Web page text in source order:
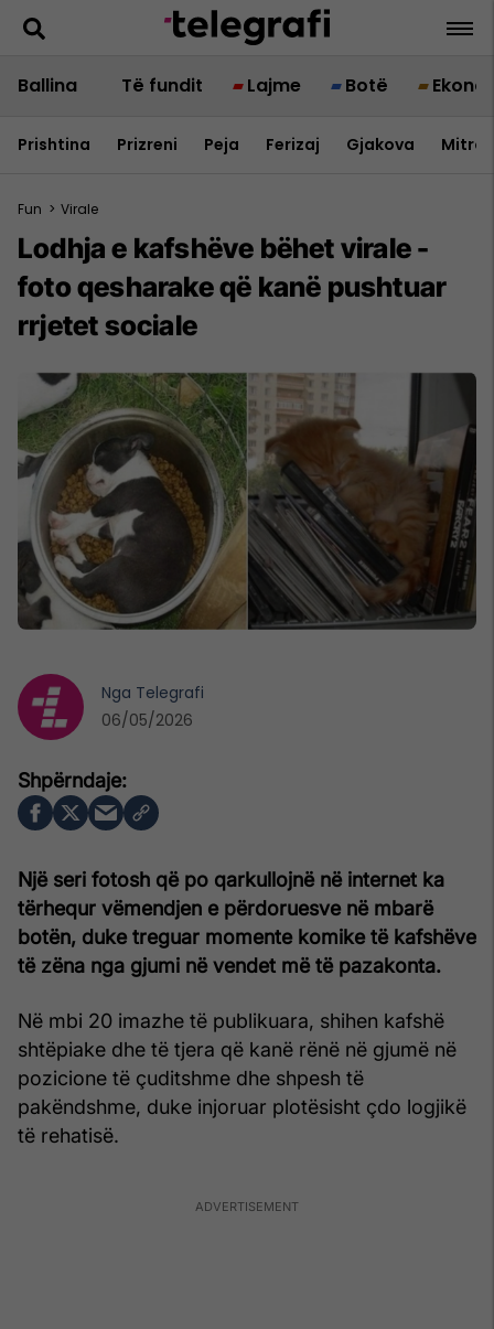
Ballina Të fundit Lajme Botë
Prishtina Prizreni Peja Ferizaj Gjakova
Fun > Virale
Lodhja e kafshëve bëhet virale -
foto qesharake që kanë pushtuar
rrjetet sociale
Një seri fotosh që po qarkullojnë në internet ka
tërhequr vëmendjen e përdoruesve në mbarë
botën, duke treguar momente komike të kafshëve
të zëna nga gjumi në vendet më të pazakonta.
Në mbi 20 imazhe të publikuara, shihen kafshë
shtëpiake dhe të tjera që kanë rënë në gjumë në
pozicione të çuditshme dhe shpesh të
pakëndshme, duke injoruar plotësisht çdo logjikë
të rehatisë.
Nga Telegrafi
06/05/2026